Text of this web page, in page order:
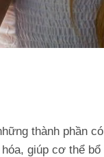
thành phần có
giúp cơ thể bổ